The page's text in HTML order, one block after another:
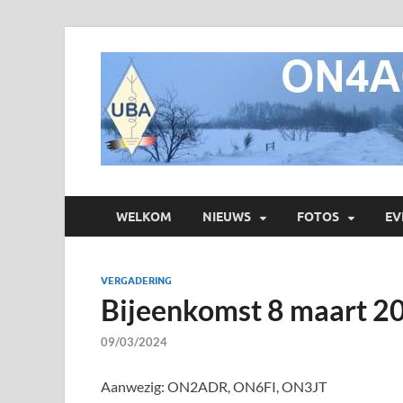
WELKOM NIEUWS FOTOS
VERGADERING
Bijeenkomst 8 maart
09/03/2024
Aanwezig: ON2ADR, ON6FI, ON3JT